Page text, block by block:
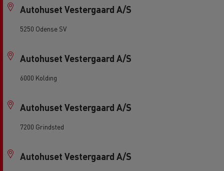
Autohuset Vestergaard A/S
5250 Odense SV
Autohuset Vestergaard A/S
6000 Kolding
Autohuset Vestergaard A/S
7200 Grindsted
Autohuset Vestergaard A/S